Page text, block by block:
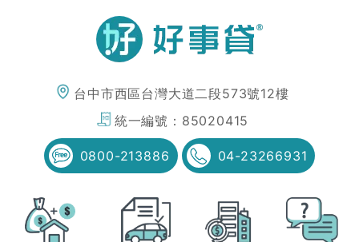
台中市西區台灣大道二段573號12樓
統一編號： 85020415
0800-213886 04-23266931